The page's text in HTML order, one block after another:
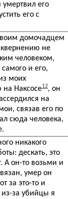
умертвил его
его с
домочадцем
не
человеком,
и его,
моих
Наксосе12, он
на
связав его по
сюда человека,
никакого
дескать, это
А он-то возьми и
умер он
за это-то и
за убийцы я